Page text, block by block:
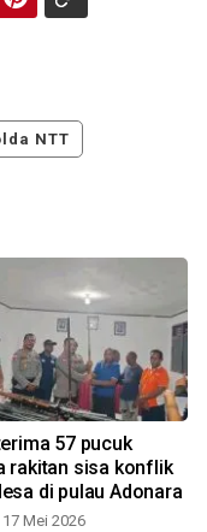
NTT
57 pucuk
rakitan sisa konflik
di pulau Adonara
Mei 2026